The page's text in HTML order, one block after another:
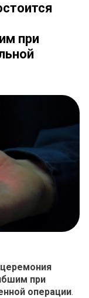
при
при
операции.